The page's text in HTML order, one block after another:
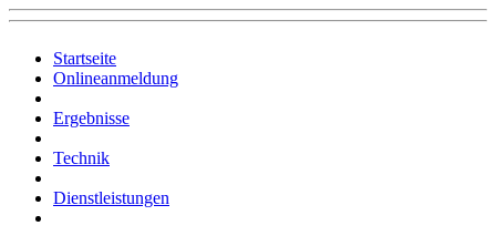
Startseite
Onlineanmeldung
Ergebnisse
Technik
Dienstleistungen